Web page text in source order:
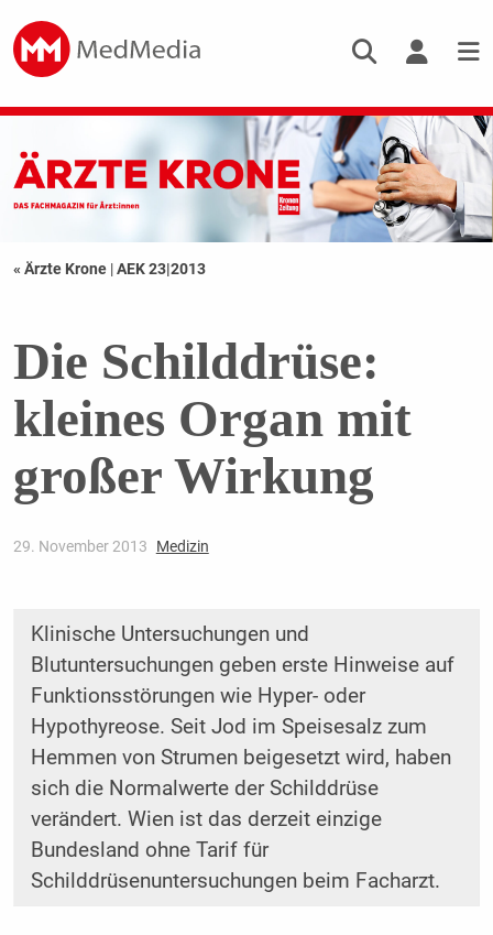
« Ärzte Krone |AEK 23|2013
Die Schilddrüse:
kleines Organ mit
großer Wirkung
29. November 2013 Medizin
Klinische Untersuchungen und
Blutuntersuchungen geben erste Hinweise auf
Funktionsstörungen wie Hyper- oder
Hypothyreose. Seit Jod im Speisesalz zum
Hemmen von Strumen beigesetzt wird, haben
sich die Normalwerte der Schilddrüse
verändert. Wien ist das derzeit einzige
Bundesland ohne Tarif für
Schilddrüsenuntersuchungen beim Facharzt.